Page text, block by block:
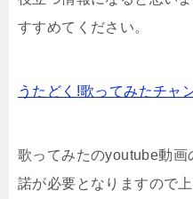
すすめてください。
うたどく!歌ってみたチャ
歌ってみたのyoutube動
諾が必要となりますので